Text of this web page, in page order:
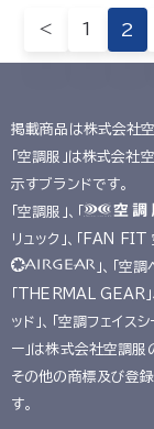
＜ 1 2
掲載商品は株式会社
「空調服」は株式会社
示すブランドです。
「空調服」、「
リュック」、「FAN FIT
」、「空
「THERMAL GEAR」、
ッド」、「空調フェイス
ー」は株式会社空調服
その他の商標及び登
す。